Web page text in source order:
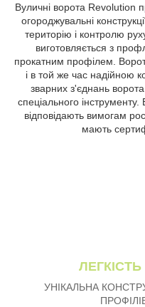
Вуличні ворота Revolution
огороджувальні
територію і контролю
виготовляється з
прокатним профілем.
і в той же час надійною
зварних з'єднань
спеціального
відповідають вимогам
мають
ЛЕГКІСТЬ
УНІКАЛЬНА